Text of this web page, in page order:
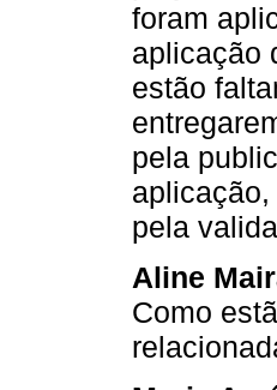
foram
aplicação
estão
pela
pela
Aline
Como